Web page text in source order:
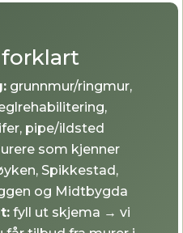
grunnmur/ringmur,
pipe/ildsted
som kjenner
Spikkestad,
og Midtbygda
fyll ut skjema → vi